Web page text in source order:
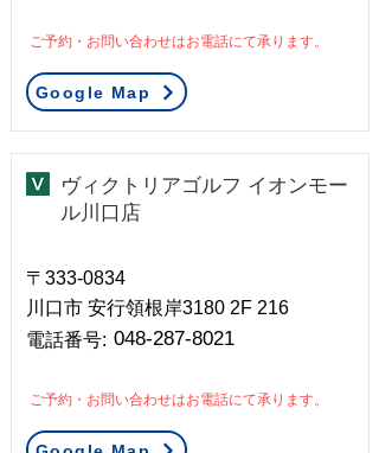
ご予約・お問い合わせはお電話にて承ります。
Google Map
ヴィクトリアゴルフ イオンモー
ル川口店
〒333-0834
川口市 安行領根岸3180 2F 216
​電話番号: 048-287-8021
ご予約・お問い合わせはお電話にて承ります。